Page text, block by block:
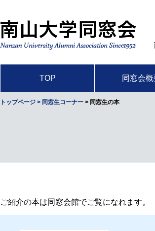
TOP 同窓会
トップページ > 同窓生コーナー > 同窓生の本
ご紹介の本は同窓会館でご覧になれます。